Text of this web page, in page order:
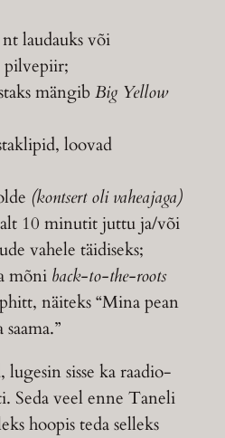
laudauks või
pilvepiir;
mängibBig Yellow
loovad
(kontsert oli vaheajaga)
10 minutit juttu ja/või
vahele täidiseks;
mõni back-to-the-roots
näiteks “Mina pean
lugesin sisse ka raadio-
Seda veel enne Taneli
hoopis teda selleks